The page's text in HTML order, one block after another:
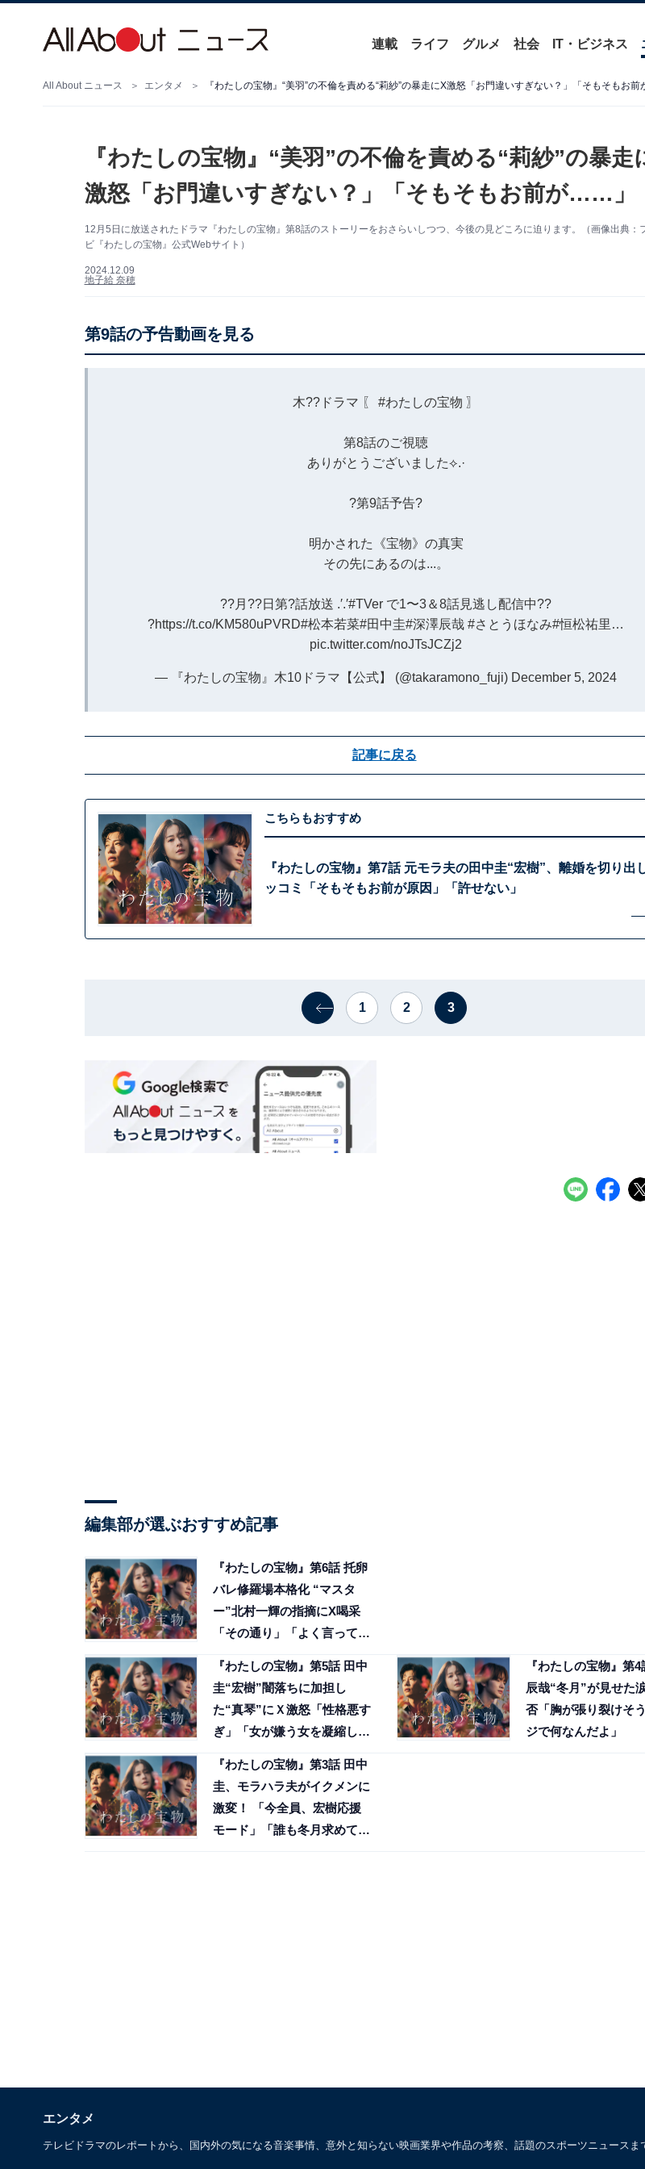
連載 ライフ グルメ 社会 IT・ビジネス
All About ニュース エンタメ
『わたしの宝物』“美羽”の不倫を責める“莉紗”の暴走
激怒「お門違いすぎない？」「そもそもお前が……」
12月5日に放送されたドラマ『わたしの宝物』第8話のストーリーをおさらいしつつ、今後の見どころに迫ります。（画像出典：
ビ『わたしの宝物』公式Webサイト）
2024.12.09
地子給 奈穂
第9話の予告動画を見る
木??ドラマ 〖 #わたしの宝物 〗
第8話のご視聴
ありがとうございました⟡.·
?第9話予告?
明かされた《宝物》の真実
その先にあるのは...。
??月??日第?話放送 .′.′#TVer で1〜3＆8話見逃し配信中??
?https://t.co/KM580uPVRD#松本若菜#田中圭#深澤辰哉 #さとうほなみ#恒松祐里 …
pic.twitter.com/noJTsJCZj2
— 『わたしの宝物』木10ドラマ【公式】 (@takaramono_fuji) December 5, 2024
記事に戻る
こちらもおすすめ
『わたしの宝物』第7話 元モラ夫の田中圭“宏樹”、離婚を切り出
ッコミ「そもそもお前が原因」「許せない」
1 2 3
編集部が選ぶおすすめ記事
『わたしの宝物』第6話 托卵
バレ修羅場本格化 “マスタ
ー”北村一輝の指摘にX喝采
「その通り」「よく言ってく
『わたしの宝物』第5話 田中
圭“宏樹”闇落ちに加担し
た“真琴”にＸ激怒「性格悪す
ぎ」「女が嫌う女を凝縮した
『わたしの宝物』第
辰哉“冬月”が見せた
否「胸が張り裂けそ
ジで何なんだよ」
『わたしの宝物』第3話 田中
圭、モラハラ夫がイクメンに
激変！ 「今全員、宏樹応援
モード」「誰も冬月求めてな
エンタメ
テレビドラマのレポートから、国内外の気になる音楽事情、意外と知らない映画業界や作品の考察、話題のスポーツニュースま